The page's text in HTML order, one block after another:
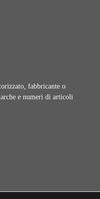
fabbricante o
e numeri di articoli